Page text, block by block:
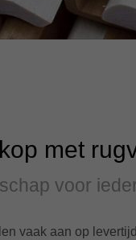
met
voor
vaak aan op